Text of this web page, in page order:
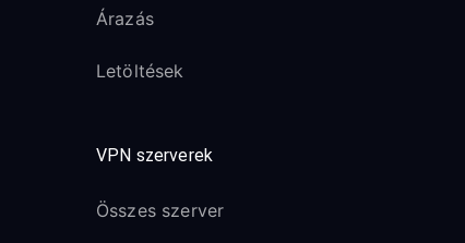
Árazás
Letöltések
VPN szerverek
Összes szerver